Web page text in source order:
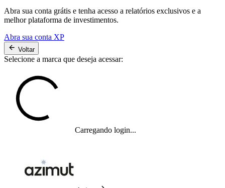
Abra sua conta grátis e tenha acesso a relatórios exclusivos e a
melhor plataforma de investimentos.
Abra sua conta XP
Voltar
Selecione a marca que deseja acessar:
Carregando login...